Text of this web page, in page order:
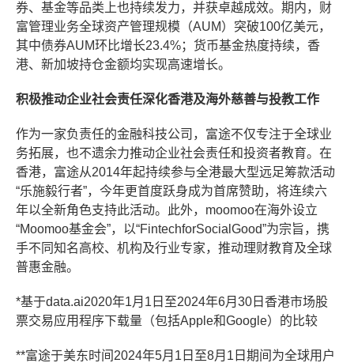
券、基金等品类上也持续发力，并获卓越成效。期内，财
富管理业务全球资产管理规模（AUM）突破100亿美元，
其中债券AUM环比增长23.4%；货币基金热度持续，香
港、新加坡持仓金额均实现高速增长。
积极推动企业社会责任深化香港及海外慈善与投教工作
作为一家负责任的金融科技公司，富途不仅专注于全球业
务拓展，也不遗余力推动企业社会责任和投资者教育。在
香港，富途从2014年起持续参与全港最大型远足筹款活动
“乐施毅行者”，今年更首度跃身成为首席赞助，将连续六
年以全新角色支持此活动。此外，moomoo在海外设立
“Moomoo基金会”，以“FintechforSocialGood”为宗旨，携
手不同知名高校、机构及行业专家，推动理财教育及全球
普惠金融。
*基于data.ai2020年1月1日至2024年6月30日香港市场股
票交易应用程序下载量（包括Apple和Google）的比较
**富途于美东时间2024年5月1日至8月1日期间为全球用户